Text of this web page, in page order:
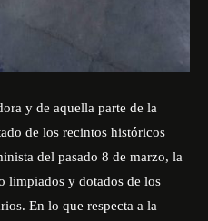
y de aquella parte de la
de los recintos históricos
del pasado 8 de marzo, la
limpiados y dotados de los
En lo que respecta a la